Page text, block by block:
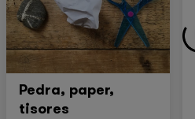
Pedra, paper,
tisores